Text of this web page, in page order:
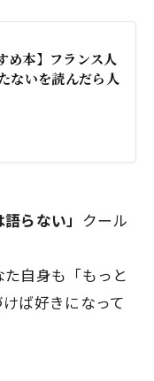
め本】フランス人
ないを読んだら人
語らない」 クール
自身も「もっと
ば好きになって